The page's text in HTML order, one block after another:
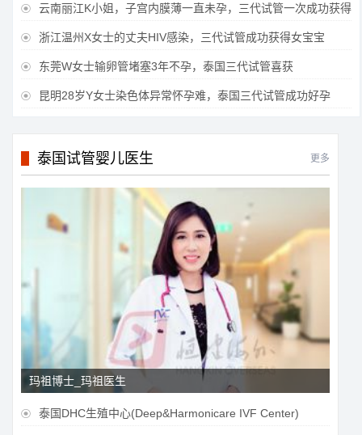
 云南丽江K小姐，子宫内膜薄一直未孕，三代试管一次成功获得
 浙江温州X女士的丈夫HIV感染，三代试管成功获得女宝宝
 东莞W女士输卵管堵塞3年不孕，泰国三代试管喜获
 昆明28岁Y女士染色体异常怀孕难，泰国三代试管成功好孕
泰国试管婴儿医生 更多
玛祖博士_玛祖医生
 泰国DHC生殖中心(Deep&Harmonicare IVF Center)